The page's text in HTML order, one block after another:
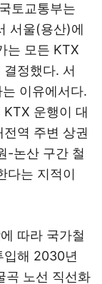
토교통부는
서울(용산)에
는 모든 KTX
정했다. 서
이유에서다.
KTX 운행이 대
역 주변 상권
-논산 구간 철
다는 지적이
따라 국가철
입해 2030년
곡 노선 직선화